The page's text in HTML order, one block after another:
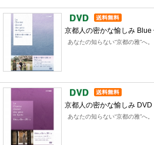
京都人の密かな愉しみ
あなたの知らない“京都の雅”へ
京都人の密かな愉しみ DVD
あなたの知らない“京都の雅”へ